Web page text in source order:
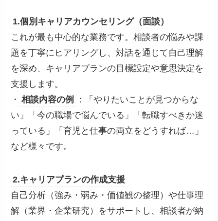
1.個別キャリアカウンセリング（面談）
これが最も中心的な業務です。相談者の悩みや課
題を丁寧にヒアリングし、対話を通じて自己理解
を深め、キャリアプランの目標設定や意思決定を
支援します。
・ 相談内容の例
：「やりたいことが見つからな
い」「今の職場で悩んでいる」「転職すべきか迷
っている」「育児と仕事の両立をどうすれば…」
など様々です。
2.キャリアプランの作成支援
自己分析（強み・弱み・価値観の整理）や仕事理
解（業界・企業研究）をサポートし、相談者が納